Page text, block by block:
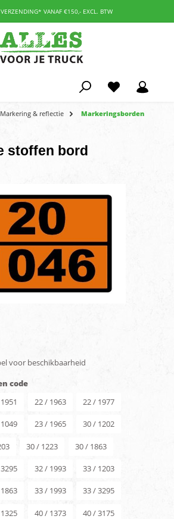
VERZENDING* VANAF €150,- EXCL. BTW
Markering & reflectie Markeringsborden
stoffen bord
voor beschikbaarheid
code
22 / 1963 22 / 1977
23 / 1965 30 / 1202
30 / 1223 30 / 1863
32 / 1993 33 / 1203
33 / 1993 33 / 3295
40 / 1373 40 / 3175